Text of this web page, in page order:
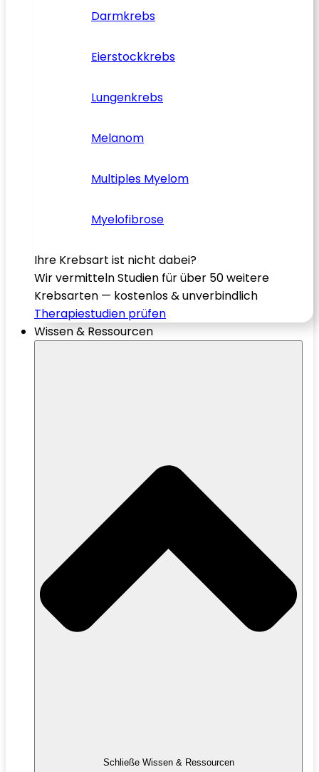
Darmkrebs
Eierstockkrebs
Lungenkrebs
Melanom
Multiples Myelom
Myelofibrose
Ihre Krebsart ist nicht dabei?
Wir vermitteln Studien für über 50 weitere
Krebsarten — kostenlos & unverbindlich
Therapiestudien prüfen
Wissen & Ressourcen
Schließe Wissen & Ressourcen